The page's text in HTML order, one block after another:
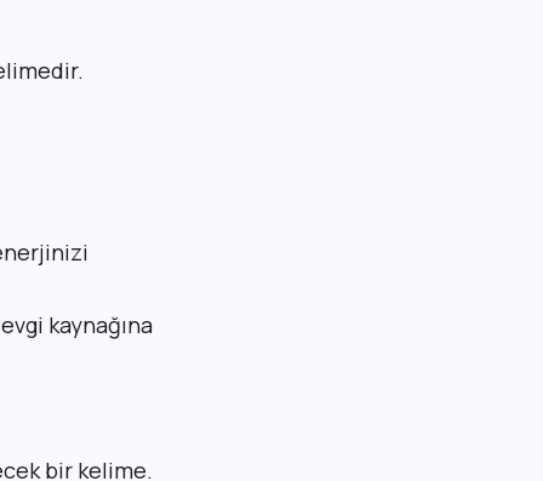
kaynağına
bir kelime.